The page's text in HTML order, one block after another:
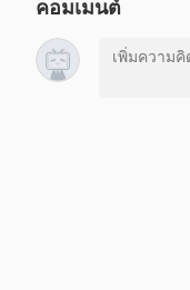
skills, and gadgets.
missions, and
side missions away
together against
คอมเมนต์